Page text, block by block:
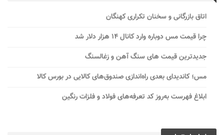
اتاق بازرگانی و سخنان تکراری کهنگان
چرا قیمت مس دوباره وارد کانال ۱۴ هزار دلار شد
جدیدترین قیمت های سنگ آهن و زغالسنگ
مس؛ کاندیدای بعدی راه‌اندازی صندوق‌های کالایی در بورس کالا
ابلاغ فهرست به‌روز کد تعرفه‌های فولاد و فلزات رنگین